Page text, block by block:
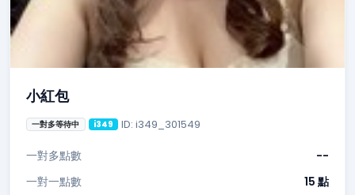
小紅包
一對多等待中 i349 ID: i349_301549
一對多點數
--
一對一點數
15 點